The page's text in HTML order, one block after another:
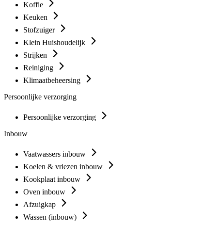
Koffie
Keuken
Stofzuiger
Klein Huishoudelijk
Strijken
Reiniging
Klimaatbeheersing
Persoonlijke verzorging
Persoonlijke verzorging
Inbouw
Vaatwassers inbouw
Koelen & vriezen inbouw
Kookplaat inbouw
Oven inbouw
Afzuigkap
Wassen (inbouw)